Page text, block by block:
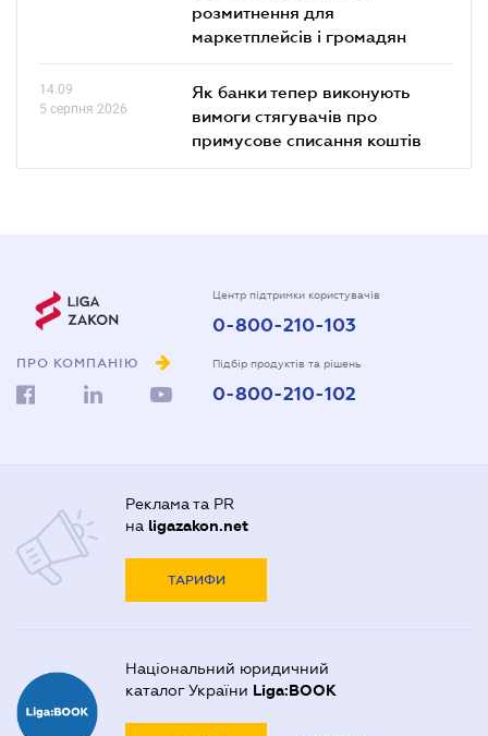
розмитнення для
маркетплейсів і громадян
14.09
5 серпня 2026
Як банки тепер виконують
вимоги стягувачів про
примусове списання коштів
ПРО КОМПАНІЮ
Центр підтримки користувачів
0-800-210-103
Підбір продуктів та рішень
0-800-210-102
Реклама та PR
на ligazakon.net
ТАРИФИ
Національний юридичний
каталог України Liga:BOOK